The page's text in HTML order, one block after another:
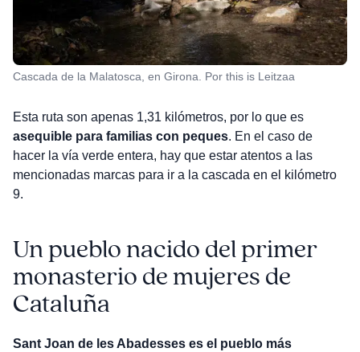
Cascada de la Malatosca, en Girona. Por this is Leitzaa
Esta ruta son apenas 1,31 kilómetros, por lo que es
asequible para familias con peques. En el caso de
hacer la vía verde entera, hay que estar atentos a las
mencionadas marcas para ir a la cascada en el kilómetro
9.
Un pueblo nacido del primer
monasterio de mujeres de
Cataluña
Sant Joan de les Abadesses es el pueblo más